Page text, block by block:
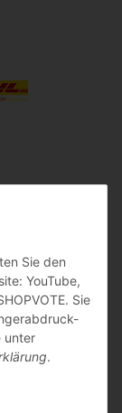
Sie den
YouTube,
Sie
unter
.